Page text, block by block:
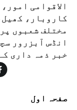
الاقوامی
کاروبار،
مختلف شعبوں
انڈس آبزرور
خبر ذمہ داری
صفحہ اول